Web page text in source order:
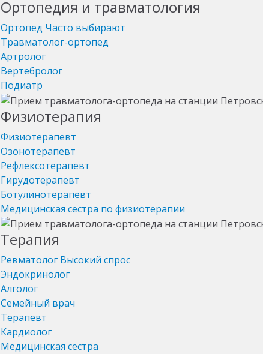
Ортопедия и травматология
Ортопед Часто выбирают
Травматолог-ортопед
Артролог
Вертебролог
Подиатр
Физиотерапия
Физиотерапевт
Озонотерапевт
Рефлексотерапевт
Гирудотерапевт
Ботулинотерапевт
Медицинская сестра по физиотерапии
Терапия
Ревматолог Высокий спрос
Эндокринолог
Алголог
Семейный врач
Терапевт
Кардиолог
Медицинская сестра